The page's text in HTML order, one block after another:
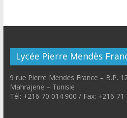
Lycée Pierre Mendès
9 rue Pierre Mendes France – B.P.
Mahrajene – Tunisie
Tél: +216 70 014 900 / Fax: +216 71